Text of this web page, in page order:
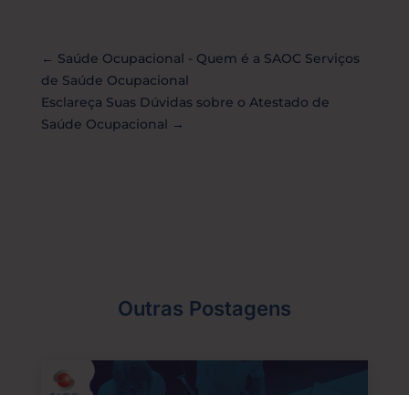
← Saúde Ocupacional - Quem é a SAOC Serviços
de Saúde Ocupacional
Esclareça Suas Dúvidas sobre o Atestado de
Saúde Ocupacional
→
Outras Postagens